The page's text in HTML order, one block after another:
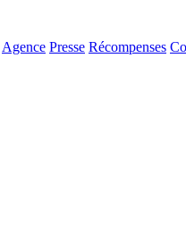
Agence Presse Récompenses